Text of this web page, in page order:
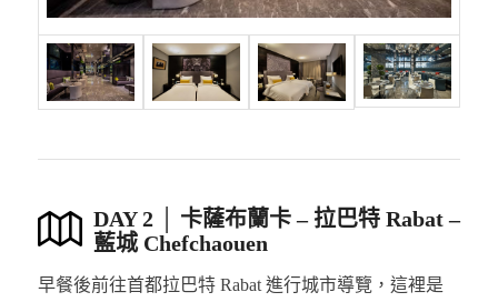
DAY 2 │ 卡薩布蘭卡 – 拉巴特 Rabat –
藍城 Chefchaouen
早餐後前往首都拉巴特 Rabat 進行城市導覽，這裡是